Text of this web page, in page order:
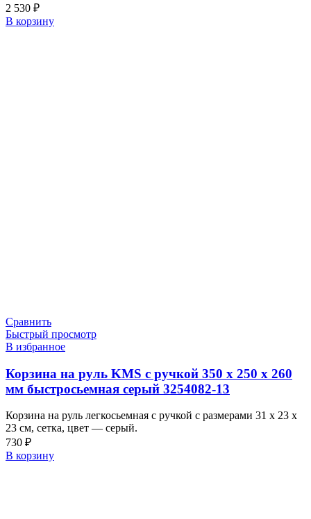
2 530 ₽
В корзину
Сравнить
Быстрый просмотр
В избранное
Корзина на руль KMS с ручкой 350 х 250 х 260
мм быстросьемная серый 3254082-13
Корзина на руль легкосьемная с ручкой с размерами 31 х 23 х
23 см, сетка, цвет — серый.
730 ₽
В корзину